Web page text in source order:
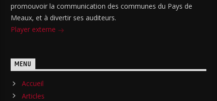
promouvoir la communication des communes du Pays de
Meaux, et à divertir ses auditeurs.
Player externe
MENU
Accueil
Articles